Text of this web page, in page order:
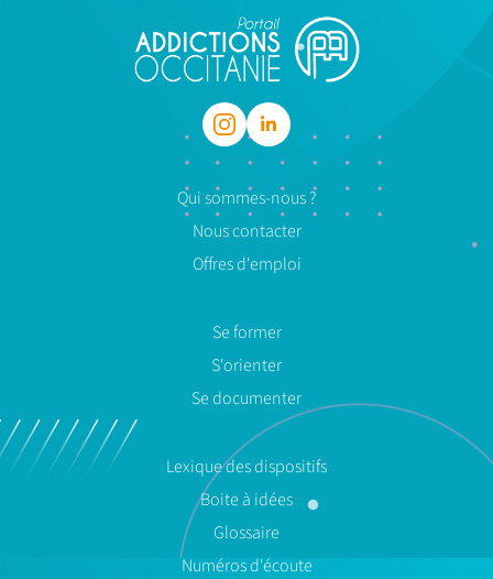
Qui sommes-nous ?
Nous contacter
Offres d'emploi
Se former
S'orienter
Se documenter
Lexique des dispositifs
Boite à idées
Glossaire
Numéros d'écoute